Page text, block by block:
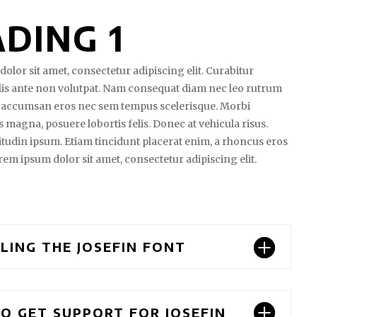
1
sit amet, consectetur adipiscing elit. Curabitur
ante non volutpat. Nam consequat diam nec leo rutrum
eros nec sem tempus scelerisque. Morbi
posuere lobortis felis. Donec at vehicula risus.
ipsum. Etiam tincidunt placerat enim, a rhoncus eros
ipsum dolor sit amet, consectetur adipiscing elit.
THE JOSEFIN FONT
GET SUPPORT FOR JOSEFIN